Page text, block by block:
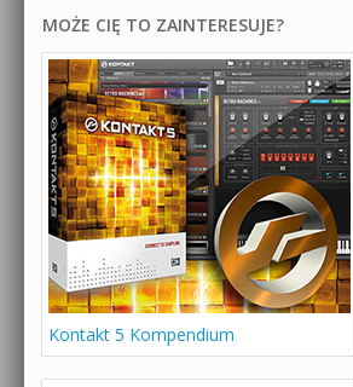
MOŻE CIĘ TO ZAINTERESUJE?
Kontakt 5 Kompendium